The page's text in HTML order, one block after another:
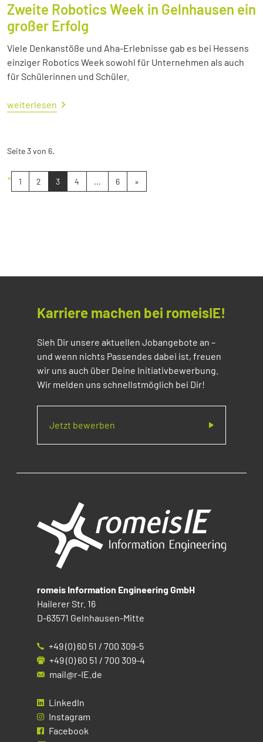
Zweite Robotics Week in Gelnhausen ein
großer Erfolg
Viele Denkanstöße und Aha-Erlebnisse gab es bei Hessens
einziger Robotics Week sowohl für Unternehmen als auch
für Schülerinnen und Schüler.
weiterlesen
Seite 3 von 6.
« 1 2 3 4 ... 6 »
Karriere machen bei romeisIE!
Sieh Dir unsere aktuellen Jobangebote an –
und wenn nichts Passendes dabei ist, freuen
wir uns auch über Deine Initiativbewerbung.
Wir melden uns schnellstmöglich bei Dir!
Jetzt bewerben
romeis Information Engineering GmbH
Hailerer Str. 16
D-63571 Gelnhausen-Mitte
+49 (0) 60 51 / 700 309-5
+49 (0) 60 51 / 700 309-4
mail@r-IE.de
LinkedIn
Instagram
Facebook